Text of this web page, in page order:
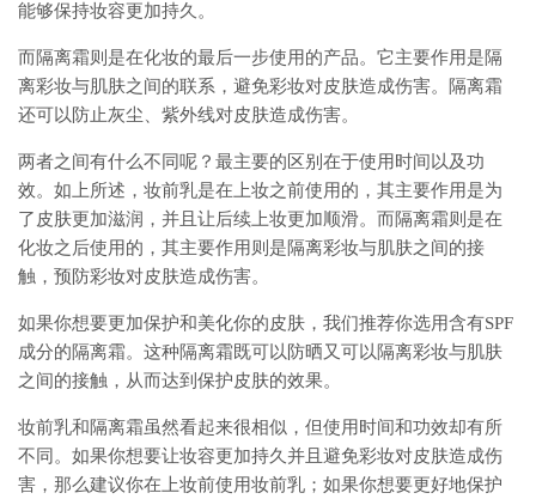
能够保持妆容更加持久。
而隔离霜则是在化妆的最后一步使用的产品。它主要作用是隔
离彩妆与肌肤之间的联系，避免彩妆对皮肤造成伤害。隔离霜
还可以防止灰尘、紫外线对皮肤造成伤害。
两者之间有什么不同呢？最主要的区别在于使用时间以及功
效。如上所述，妆前乳是在上妆之前使用的，其主要作用是为
了皮肤更加滋润，并且让后续上妆更加顺滑。而隔离霜则是在
化妆之后使用的，其主要作用则是隔离彩妆与肌肤之间的接
触，预防彩妆对皮肤造成伤害。
如果你想要更加保护和美化你的皮肤，我们推荐你选用含有SPF
成分的隔离霜。这种隔离霜既可以防晒又可以隔离彩妆与肌肤
之间的接触，从而达到保护皮肤的效果。
妆前乳和隔离霜虽然看起来很相似，但使用时间和功效却有所
不同。如果你想要让妆容更加持久并且避免彩妆对皮肤造成伤
害，那么建议你在上妆前使用妆前乳；如果你想要更好地保护